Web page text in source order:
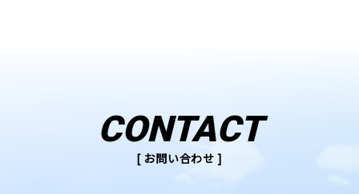
CONTACT
[ お問い合わせ ]